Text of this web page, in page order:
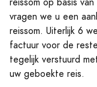
vragen we u een
reissom. Uiterlijk 6
factuur voor de
tegelijk verstuurd
uw geboekte reis.